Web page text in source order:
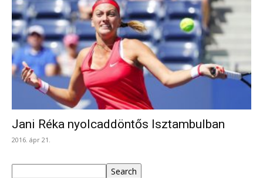
Jani Réka nyolcaddöntős Isztambulban
2016. ápr 21.
Search